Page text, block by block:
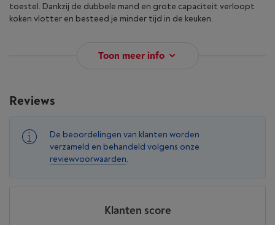
toestel. Dankzij de dubbele mand en grote capaciteit verloopt
koken vlotter en besteed je minder tijd in de keuken.
Toon meer info
Reviews
De beoordelingen van klanten worden
verzameld en behandeld volgens onze
reviewvoorwaarden.
Klanten score